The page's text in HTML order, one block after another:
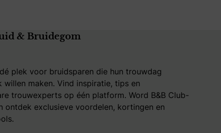
& Bruidegom
plek voor bruidsparen die hun trouwdag
willen maken. Vind inspiratie, tips en
trouwexperts op één platform. Word B&B Club-
ontdek exclusieve voordelen, kortingen en